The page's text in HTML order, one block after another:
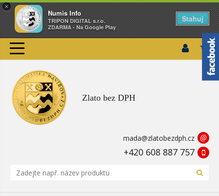
×
Numis Info
TRIPON DIGITAL s.r.o.
ZDARMA - Na Google Play
Stahuj
Zlato bez DPH
mada@zlatobezdph.cz @
+420 608 887 757